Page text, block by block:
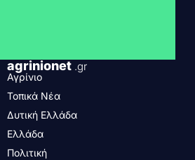
agrinionet .gr
Αγρίνιο
Τοπικά Νέα
Δυτική Ελλάδα
Ελλάδα
Πολιτική